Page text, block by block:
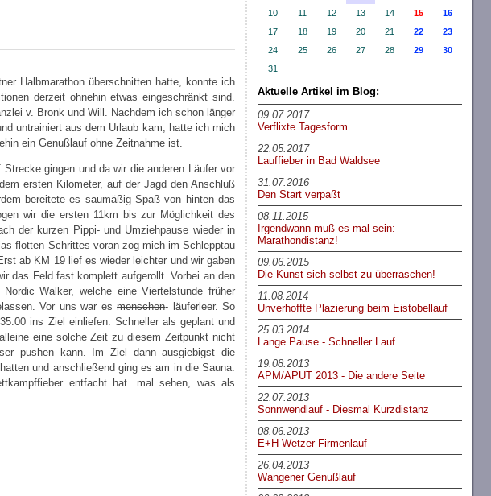
10
11 12 13 14 15
16
17
18 19 20 21 22
23
24
25 26 27 28 29
30
31
Aktuelle Artikel im Blog:
09.07.2017
Verflixte Tagesform
22.05.2017
Lauffieber in Bad Waldsee
31.07.2016
Den Start verpaßt
08.11.2015
Irgendwann muß es mal sein:
Marathondistanz!
09.06.2015
Die Kunst sich selbst zu überraschen!
11.08.2014
Unverhoffte Plazierung beim Eistobellauf
25.03.2014
Lange Pause - Schneller Lauf
19.08.2013
APM/APUT 2013 - Die andere Seite
22.07.2013
Sonnwendlauf - Diesmal Kurzdistanz
08.06.2013
E+H Wetzer Firmenlauf
26.04.2013
Wangener Genußlauf
Halbmarathon überschnitten hatte, konnte ich
derzeit ohnehin etwas eingeschränkt sind.
v. Bronk und Will. Nachdem ich schon länger
untrainiert aus dem Urlaub kam, hatte ich mich
ein Genußlauf ohne Zeitnahme ist.
gingen und da wir die anderen Läufer vor
ersten Kilometer, auf der Jagd den Anschluß
bereitete es saumäßig Spaß von hinten das
wir die ersten 11km bis zur Möglichkeit des
der kurzen Pippi- und Umziehpause wieder in
flotten Schrittes voran zog mich im Schlepptau
ab KM 19 lief es wieder leichter und wir gaben
das Feld fast komplett aufgerollt. Vorbei an den
Walker, welche eine Viertelstunde früher
Vor uns war esmenschen- läuferleer. So
ins Ziel einliefen. Schneller als geplant und
eine solche Zeit zu diesem Zeitpunkt nicht
pushen kann. Im Ziel dann ausgiebigst die
und anschließend ging es am in die Sauna.
entfacht hat. mal sehen, was als